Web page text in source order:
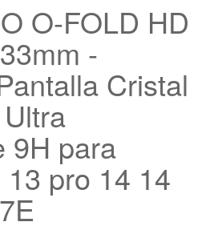
O-FOLD HD
-
Cristal
9H para
pro 14 14